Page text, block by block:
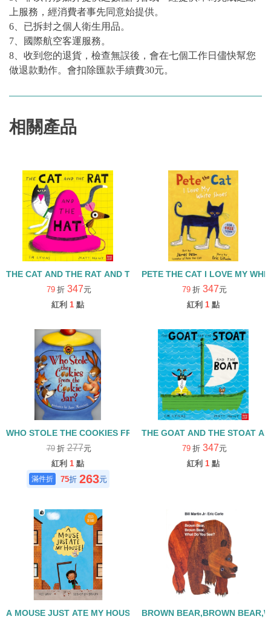
上服務，經消費者事先同意始提供。
6、已拆封之個人衛生用品。
7、國際航空客運服務。
8、收到您的退貨，檢查無誤後，會在七個工作日儘快幫您
做退款動作。會扣除匯款手續費30元。
相關產品
THE CAT AND THE RAT AND THE HAT/書+QR code/繪本+線上音檔
79 折 347元
紅利 1 點
PETE THE CAT I LOVE MY
79 折 347元
紅利 1 點
WHO STOLE THE COOKIES FROM THE COOKIE JAR? /暢銷拉拉
79 折277元
紅利 1 點
75折 263元
THE GOAT AND THE STOAT
79 折 347元
紅利 1 點
A MOUSE JUST ATE MY HOUSE BROWN BEAR,BROWN